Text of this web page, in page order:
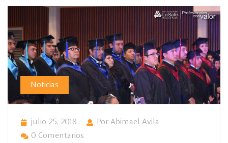
Noticias
julio 25, 2018
Por Abimael Avila
0 Comentarios